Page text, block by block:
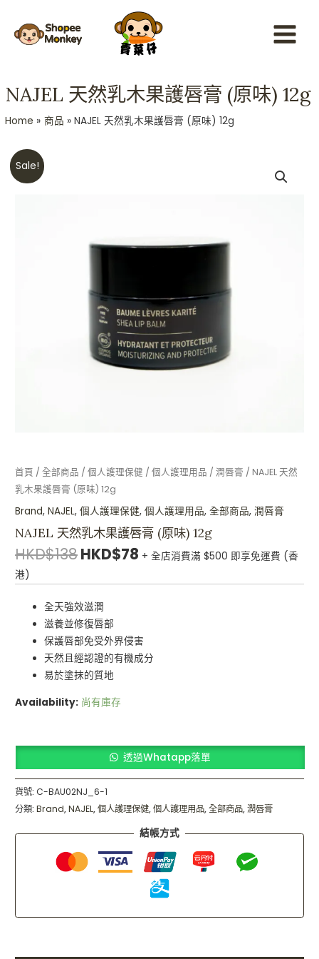
content
Menu
NAJEL 天然乳木果護唇膏 (原味) 12g
Home 商品 NAJEL 天然乳木果護唇膏 (原味) 12g
Sale!
首頁 /全部商品 /個人護理保健 /個人護理用品 /潤唇膏 / NAJEL 天然
乳木果護唇膏 (原味) 12g
Brand,NAJEL,個人護理保健,個人護理用品,全部商品,潤唇膏
NAJEL 天然乳木果護唇膏 (原味) 12g
HKD$138HKD$78 + 全店消費滿 $500 即享免運費 (香
港)
全天強效滋潤
滋養並修復唇部
保護唇部免受外界侵害
天然且經認證的有機成分
易於塗抹的質地
Availability: 尚有庫存
NAJEL
天
透過Whatapp落單
貨號:C-BAU02NJ_6-1
分類:Brand,NAJEL,個人護理保健,個人護理用品,全部商品,潤唇膏
結帳方式